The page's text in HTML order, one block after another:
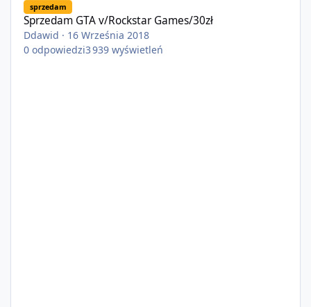
sprzedam
Sprzedam GTA v/Rockstar Games/30zł
Ddawid · 16 Września 2018
0 odpowiedzi3 939 wyświetleń